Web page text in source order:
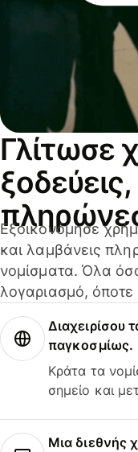
Γλίτωσε
Εξοικονόμησε
και λαμβάνεις
νομίσματα. Όλα
λογαριασμό, όποτε
Διαχειρίσου
παγκοσμίως.
Κράτα τα
σημείο και
Μια διεθνής